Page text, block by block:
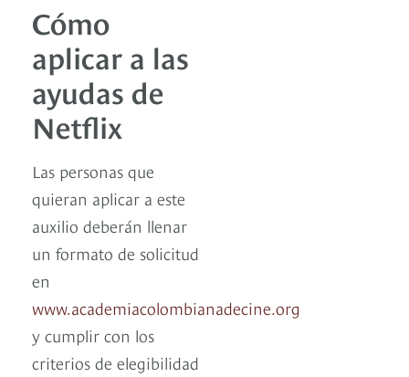
Cómo
aplicar a las
ayudas de
Netflix
Las personas que
quieran aplicar a este
auxilio deberán llenar
un formato de solicitud
en
www.academiacolombianadecine.org
y cumplir con los
criterios de elegibilidad